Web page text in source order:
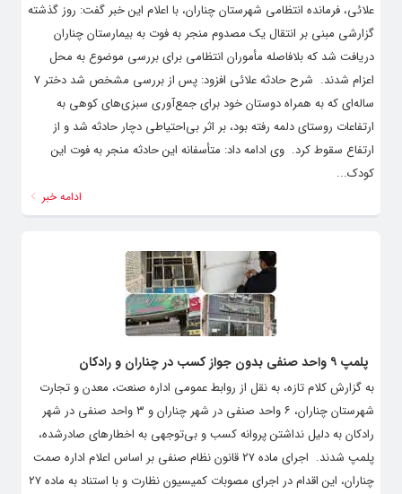
علائی، فرمانده انتظامی شهرستان چناران، با اعلام این خبر گفت: روز گذشته
گزارشی مبنی بر انتقال یک مصدوم منجر به فوت به بیمارستان چناران
دریافت شد که بلافاصله مأموران انتظامی برای بررسی موضوع به محل
اعزام شدند. ‌ شرح حادثه علائی افزود: پس از بررسی مشخص شد دختر ۷
ساله‌ای که به همراه دوستان خود برای جمع‌آوری سبزی‌های کوهی به
ارتفاعات روستای دلمه رفته بود، بر اثر بی‌احتیاطی دچار حادثه شد و از
ارتفاع سقوط کرد. ‌ وی ادامه داد: متأسفانه این حادثه منجر به فوت این
کودک...
ادامه خبر
پلمپ ۹ واحد صنفی بدون جواز کسب در چناران و رادکان
به گزارش کلام تازه، به نقل از روابط عمومی اداره صنعت، معدن و تجارت
شهرستان چناران، ۶ واحد صنفی در شهر چناران و ۳ واحد صنفی در شهر
رادکان به دلیل نداشتن پروانه کسب و بی‌توجهی به اخطارهای صادرشده،
پلمپ شدند. ‌ اجرای ماده ۲۷ قانون نظام صنفی بر اساس اعلام اداره صمت
چناران، این اقدام در اجرای مصوبات کمیسیون نظارت و با استناد به ماده ۲۷